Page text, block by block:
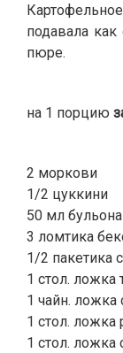
подавала
пюре.
на 1 порцию
2 моркови
1/2 цуккини
50 мл бульона
3 ломтика
1/2 пакетика
1 стол. ложка
1 чайн. ложка
1 стол. ложка
1 стол. ложка